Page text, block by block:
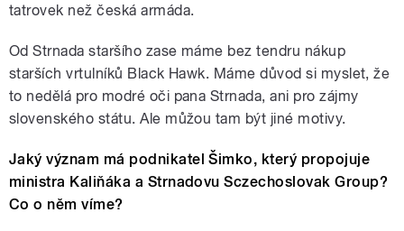
tatrovek než česká armáda.
Od Strnada staršího zase máme bez tendru nákup
starších vrtulníků Black Hawk. Máme důvod si myslet, že
to nedělá pro modré oči pana Strnada, ani pro zájmy
slovenského státu. Ale můžou tam být jiné motivy.
Jaký význam má podnikatel Šimko, který propojuje
ministra Kaliňáka a Strnadovu Sczechoslovak Group?
Co o něm víme?